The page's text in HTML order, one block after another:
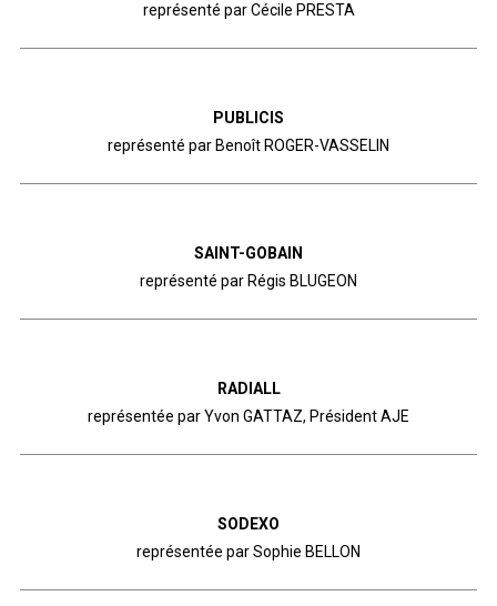
représenté par Cécile PRESTA
PUBLICIS
représenté par Benoît ROGER-VASSELIN
SAINT-GOBAIN
représenté par Régis BLUGEON
RADIALL
représentée par Yvon GATTAZ, Président AJE
SODEXO
représentée par Sophie BELLON